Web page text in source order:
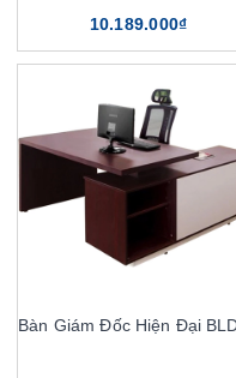
10.189.000₫
Bàn Giám Đốc Hiện Đại